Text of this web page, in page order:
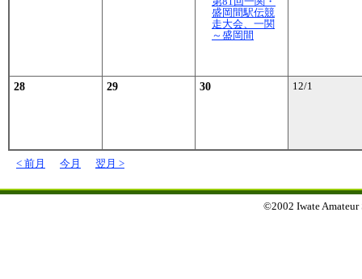
盛岡間駅伝競
走大会、一関
～盛岡間
28 29 30 12/1
< 前月 今月 翌月 >
©2002 Iwate Amateur